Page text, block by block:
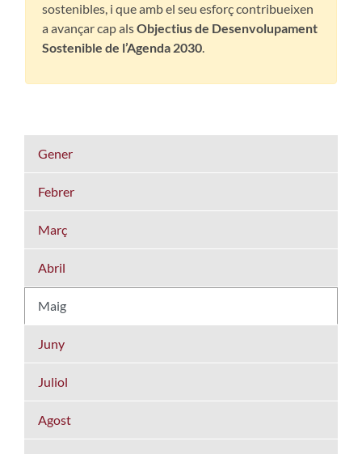
sostenibles, i que amb el seu esforç contribueixen
a avançar cap alsObjectius de Desenvolupament
Sostenible de l’Agenda 2030.
Gener
Febrer
Març
Abril
Maig
Juny
Juliol
Agost